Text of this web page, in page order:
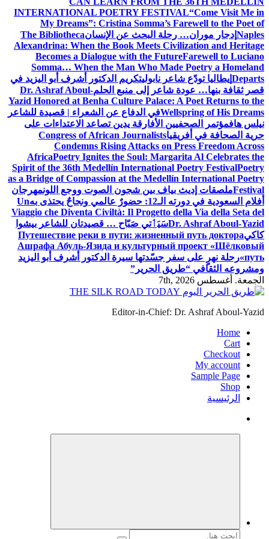
INTERNATIONAL POETRY FESTIVAL“Come Visit Me in
My Dreams”: Cristina Somma’s Farewell to the Poet of
Naples إدجار موران… رحلة البحث عن الإنسانThe Bibliotheca
Alexandrina: When the Book Meets Civilization and Heritage
Becomes a Dialogue with the FutureFarewell to Luciano
Somma… When the Man Who Made Poetry a Homeland
Departs إيطاليا تودّع شاعر نابوليتكريم الدكتور أشرف أبو اليزيد في
قصر ثقافة بنها… عودة شاعر إلى منبع الحلمDr. Ashraf Aboul-
Yazid Honored at Benha Culture Palace: A Poet Returns to the
Wellspring of His Dreamsفي الدفاع عن الشعراء | قصيدة للشاعر
نيلس هافمؤتمر الصحفيين الأفارقة يدين تصاعد الاعتداءات على
حرية الصحافة في أفريقياCongress of African Journalists
Condemns Rising Attacks on Press Freedom Across
AfricaPoetry Ignites the Soul: Margarita Al Celebrates the
Spirit of the 36th Medellín International Poetry FestivalPoetry
as a Bridge of Compassion at the Medellín International Poetry
Festivalملصقات إديث بياف بين شجون الصوت ووجع اللونمهرجان
أفلام السعودية في دورته الـ12: حضورٌ عالمي ونجاحٌ يحتذى به
Un
Viaggio che Diventa Civiltà: Il Progetto della Via della Seta del
Dr. Ashraf Aboul-Yazidسَيَٲتي صَبّاح … قصيدتان للشاعر بيشوا
كاكيПутешествие реки в пути: жизненный путь доктора
Ашрафа Абуль-Язида и культурный проект «Шёлковый
путь» رحلة نهرٍ على سفر جسّدتها سيرة الدكتور أشرف أبو اليزيد
ومشروعه الثقافي “طريق الحرير”
الجمعة. أغسطس 7th, 2026
Editor-in-Chief: Dr. Ashraf Aboul-Yazid
Home
Cart
Checkout
My account
Sample Page
Shop
الرئيسية
البحث